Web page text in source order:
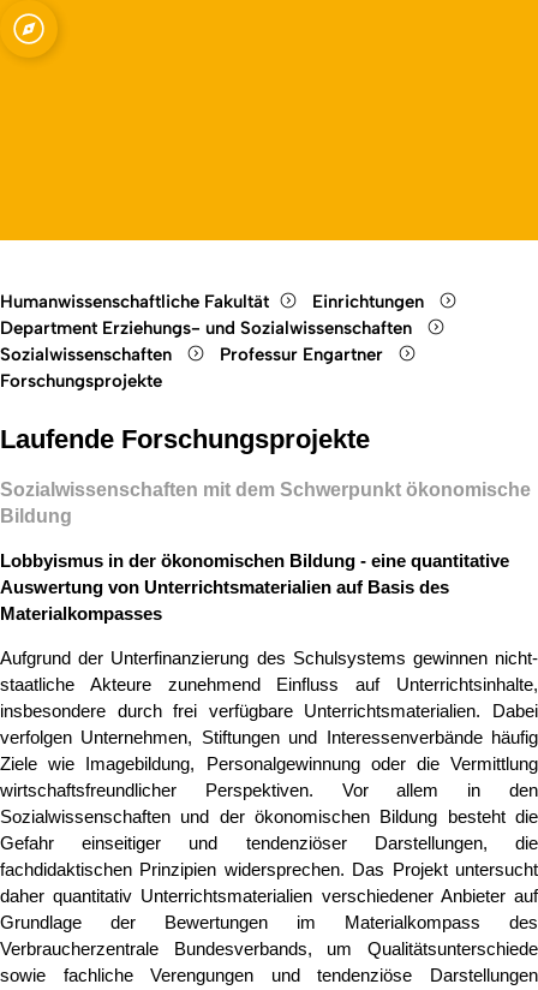
mit dem
Bildung
Open quicklink menu
Humanwissenschaftliche Fakultät
Einrichtungen
Department Erziehungs- und Sozialwissenschaften
Sozialwissenschaften
Professur Engartner
Forschungsprojekte
Laufende Forschungsprojekte
Sozialwissenschaften mit dem Schwerpunkt ökonomische
Bildung
Lobbyismus in der ökonomischen Bildung - eine quantitative
Auswertung von Unterrichtsmaterialien auf Basis des
Materialkompasses
Aufgrund der Unterfinanzierung des Schulsystems gewinnen nicht-
staatliche Akteure zunehmend Einfluss auf Unterrichtsinhalte,
insbesondere durch frei verfügbare Unterrichtsmaterialien. Dabei
verfolgen Unternehmen, Stiftungen und Interessenverbände häufig
Ziele wie Imagebildung, Personalgewinnung oder die Vermittlung
wirtschaftsfreundlicher Perspektiven. Vor allem in den
Sozialwissenschaften und der ökonomischen Bildung besteht die
Gefahr einseitiger und tendenziöser Darstellungen, die
fachdidaktischen Prinzipien widersprechen. Das Projekt untersucht
daher quantitativ Unterrichtsmaterialien verschiedener Anbieter auf
Grundlage der Bewertungen im Materialkompass des
Verbraucherzentrale Bundesverbands, um Qualitätsunterschiede
sowie fachliche Verengungen und tendenziöse Darstellungen